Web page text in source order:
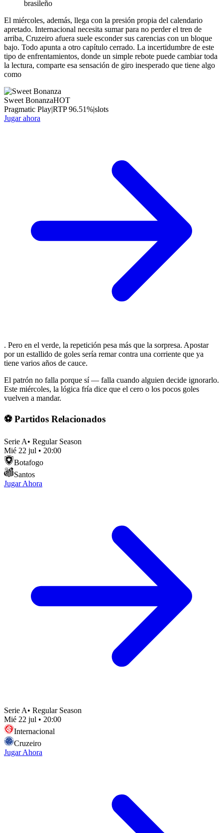
brasileño
El miércoles, además, llega con la presión propia del calendario
apretado. Internacional necesita sumar para no perder el tren de
arriba, Cruzeiro afuera suele esconder sus carencias con un bloque
bajo. Todo apunta a otro capítulo cerrado. La incertidumbre de este
tipo de enfrentamientos, donde un simple rebote puede cambiar toda
la lectura, comparte esa sensación de giro inesperado que tiene algo
como
Sweet BonanzaHOT
Pragmatic Play|RTP96.51%|slots
Jugar ahora
. Pero en el verde, la repetición pesa más que la sorpresa. Apostar
por un estallido de goles sería remar contra una corriente que ya
tiene varios años de cauce.
El patrón no falla porque sí — falla cuando alguien decide ignorarlo.
Este miércoles, la lógica fría dice que el cero o los pocos goles
vuelven a mandar.
⚽ Partidos Relacionados
Serie A• Regular Season
Mié 22 jul • 20:00
Botafogo
Santos
Jugar Ahora
Serie A• Regular Season
Mié 22 jul • 20:00
Internacional
Cruzeiro
Jugar Ahora